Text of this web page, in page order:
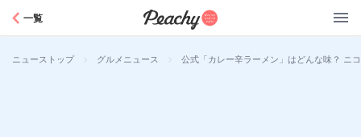
一覧
ニューストップ > グルメニュース > 公式「カレー辛ラーメン」はどんな味？ ニ